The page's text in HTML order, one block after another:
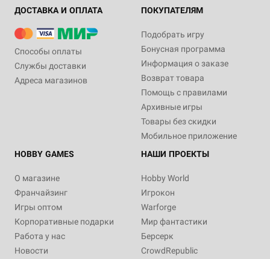
ДОСТАВКА И ОПЛАТА
Способы оплаты
Службы доставки
Адреса магазинов
ПОКУПАТЕЛЯМ
Подобрать игру
Бонусная программа
Информация о заказе
Возврат товара
Помощь с правилами
Архивные игры
Товары без скидки
Мобильное приложение
HOBBY GAMES
О магазине
Франчайзинг
Игры оптом
Корпоративные подарки
Работа у нас
Новости
НАШИ ПРОЕКТЫ
Hobby World
Игрокон
Warforge
Мир фантастики
Берсерк
CrowdRepublic